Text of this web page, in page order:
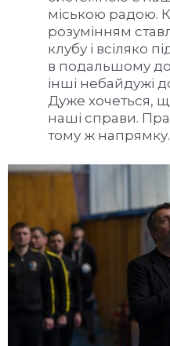
міською радою.
розумінням
клубу і всіляко
в подальшому
інші небайдужі
Дуже хочеться,
наші справи.
тому ж напрямку.